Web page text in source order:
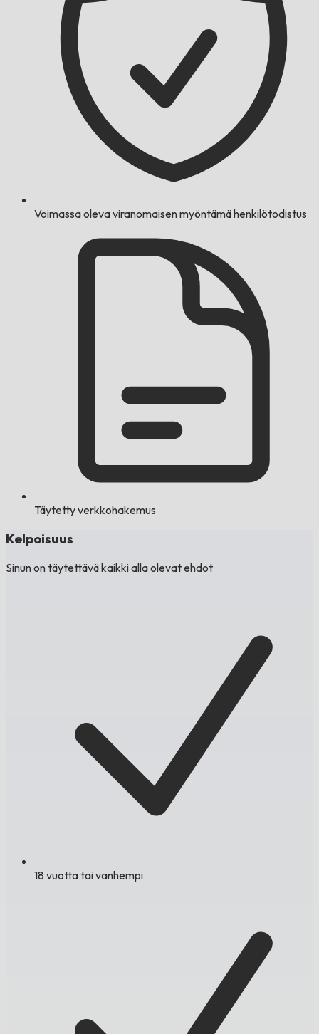
Voimassa oleva viranomaisen myöntämä henkilötodistus
Täytetty verkkohakemus
Kelpoisuus
Sinun on täytettävä kaikki alla olevat ehdot
18 vuotta tai vanhempi